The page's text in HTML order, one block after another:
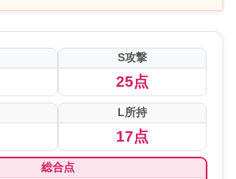
S攻撃
25点
L所持
17点
総合点